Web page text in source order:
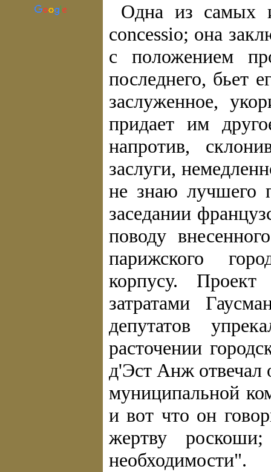
Одна из самых
соncessio; она
с положением
последнего, бьет
заслуженное,
придает им
напротив,
заслуги,
не знаю лучшего
заседании
поводу
парижского
корпусу.
затратами
депутатов
расточении
д'Эст Анж отвечал
муниципальной
и вот что он
жертву
необходимости".